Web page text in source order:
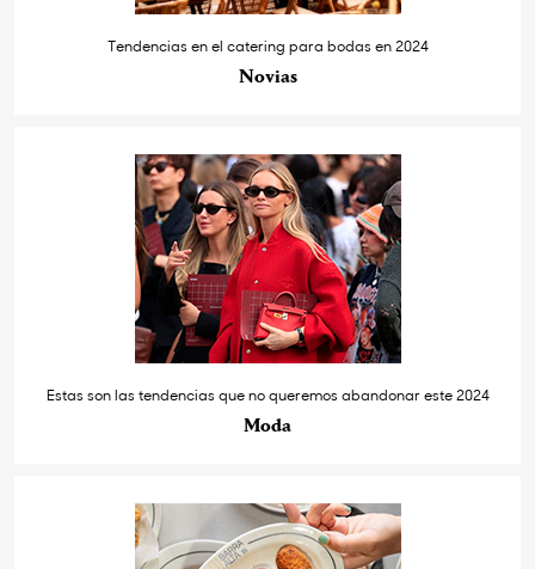
Tendencias en el catering para bodas en 2024
Novias
Estas son las tendencias que no queremos abandonar este 2024
Moda